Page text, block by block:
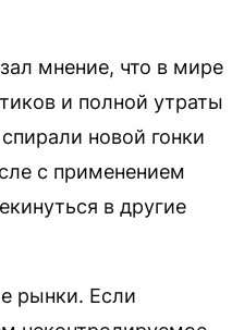
мнение, что в мире
и полной утраты
новой гонки
с применением
в другие
рынки. Если